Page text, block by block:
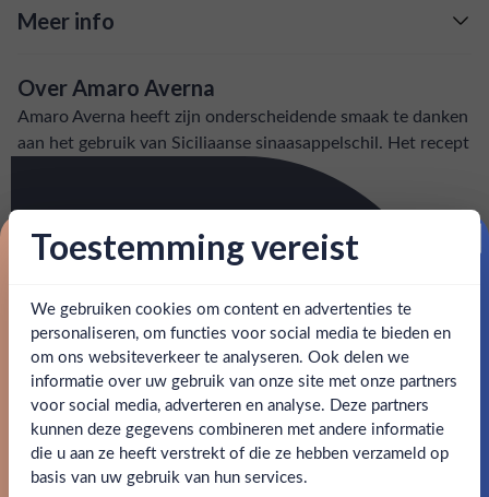
Ben jij 18 jaar of ouder?
Ja Nee
Meer info
Snelle levering: voor 15:00, morgen in huis (uitzondering bij
artikel vermeld)
en goed bereikbare klantenservice.
Over Amaro Averna
Amaro Averna heeft zijn onderscheidende smaak te danken
aan het gebruik van Siciliaanse sinaasappelschil. Het recept
SPECIFICATIES
Allergenen -
Merk Averna
Kleurstoffen
Inhoud 1L
Toestemming vereist
We gebruiken cookies om content en advertenties te
personaliseren, om functies voor social media te bieden en
om ons websiteverkeer te analyseren. Ook delen we
informatie over uw gebruik van onze site met onze partners
voor social media, adverteren en analyse. Deze partners
kunnen deze gegevens combineren met andere informatie
die u aan ze heeft verstrekt of die ze hebben verzameld op
basis van uw gebruik van hun services.
Proost op je eerste korting!
Schrijf je in en ontvang direct 5% korting op je eerste
bestelling.
Email
Claim mijn korting